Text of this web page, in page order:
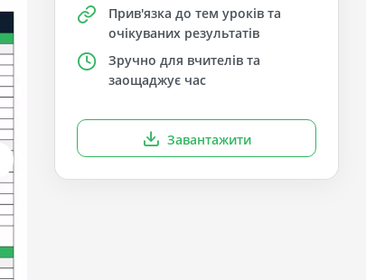
Прив'язка до тем уроків та
очікуваних результатів
Зручно для вчителів та
заощаджує час
Завантажити